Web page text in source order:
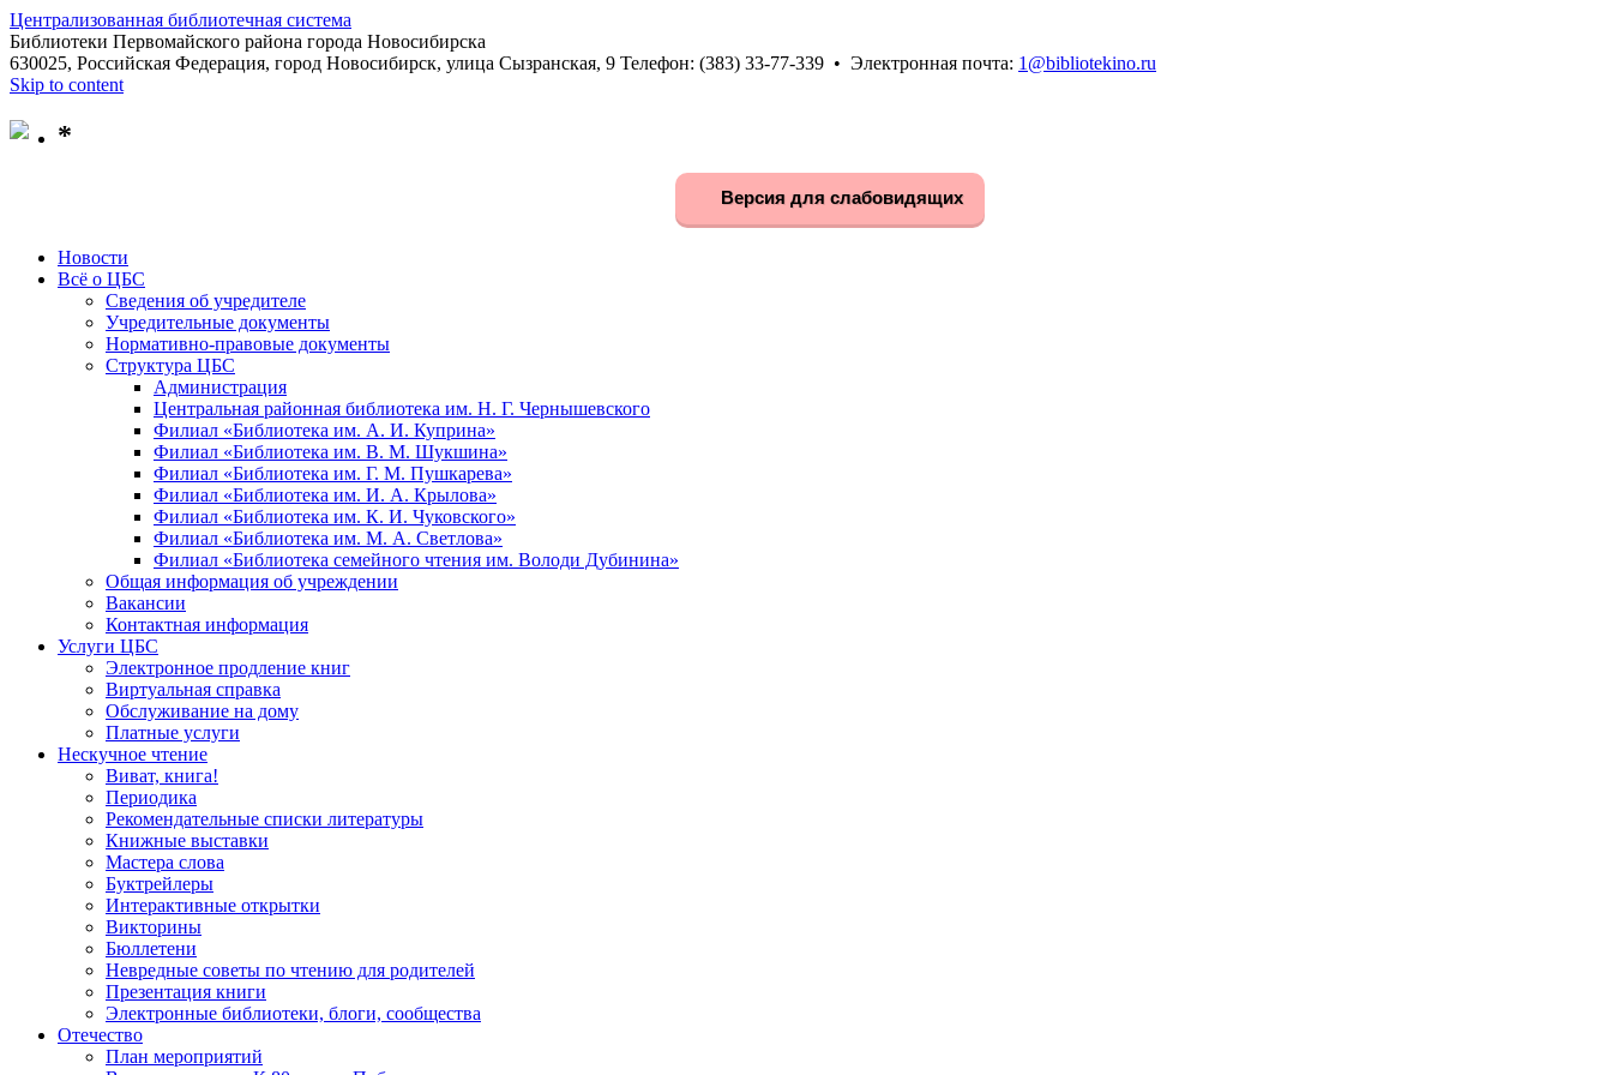
Централизованная библиотечная система
Библиотеки Первомайского района города Новосибирска
630025, Российская Федерация, город Новосибирск, улица Сызранская, 9 Телефон: (383) 33-77-339 • Электронная почта: 1@bibliotekino.ru
Skip to content
*
Версия для слабовидящих
Новости
Всё о ЦБС
Сведения об учредителе
Учредительные документы
Нормативно-правовые документы
Структура ЦБС
Администрация
Центральная районная библиотека им. Н. Г. Чернышевского
Филиал «Библиотека им. А. И. Куприна»
Филиал «Библиотека им. В. М. Шукшина»
Филиал «Библиотека им. Г. М. Пушкарева»
Филиал «Библиотека им. И. А. Крылова»
Филиал «Библиотека им. К. И. Чуковского»
Филиал «Библиотека им. М. А. Светлова»
Филиал «Библиотека семейного чтения им. Володи Дубинина»
Общая информация об учреждении
Вакансии
Контактная информация
Услуги ЦБС
Электронное продление книг
Виртуальная справка
Обслуживание на дому
Платные услуги
Нескучное чтение
Виват, книга!
Периодика
Рекомендательные списки литературы
Книжные выставки
Мастера слова
Буктрейлеры
Интерактивные открытки
Викторины
Бюллетени
Невредные советы по чтению для родителей
Презентация книги
Электронные библиотеки, блоги, сообщества
Отечество
План мероприятий